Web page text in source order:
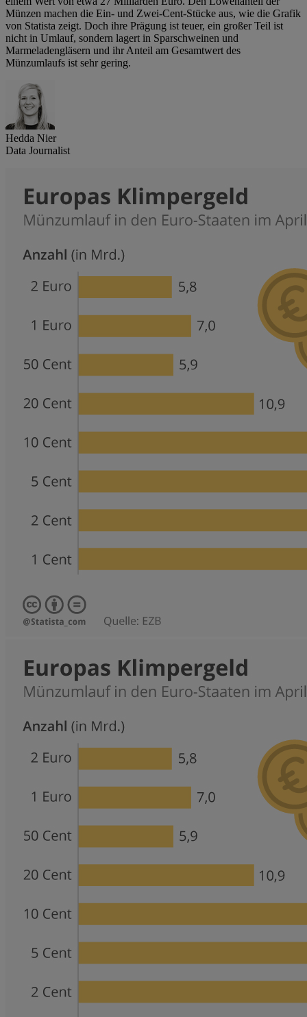
Münzen machen die Ein- und Zwei-Cent-Stücke aus, wie die Grafik
von Statista zeigt. Doch ihre Prägung ist teuer, ein großer Teil ist
nicht in Umlauf, sondern lagert in Sparschweinen und
Marmeladengläsern und ihr Anteil am Gesamtwert des
Münzumlaufs ist sehr gering.
Hedda Nier
Data Journalist